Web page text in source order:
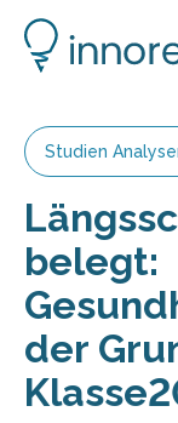
Studien
belegt:
der